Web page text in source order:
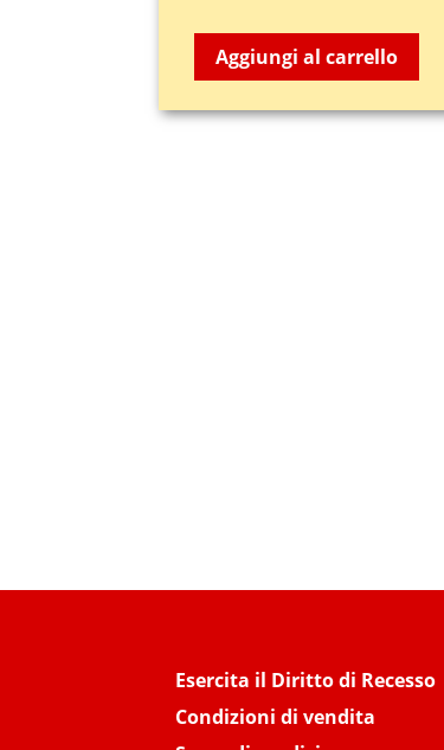
Aggiungi al carrello
Esercita il Diritto di Recesso
Condizioni di vendita